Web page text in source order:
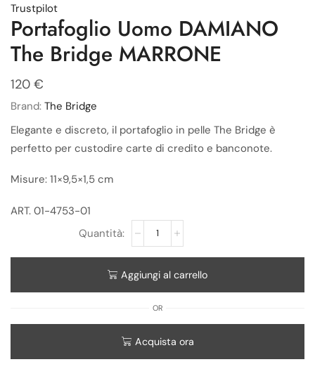
Trustpilot
Portafoglio Uomo DAMIANO
The Bridge MARRONE
120 €
Brand: The Bridge
Elegante e discreto, il portafoglio in pelle The Bridge è
perfetto per custodire carte di credito e banconote.
Misure: 11×9,5×1,5 cm
ART. 01-4753-01
Aggiungi al carrello
OR
Acquista ora